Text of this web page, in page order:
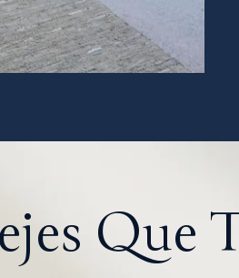
Que